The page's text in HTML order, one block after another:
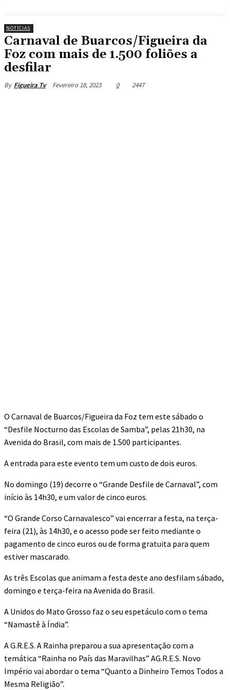
NOTÍCIAS
Carnaval de Buarcos/Figueira da
Foz com mais de 1.500 foliões a
desfilar
By Figueira Tv Fevereiro 18, 2023 0 2447
O Carnaval de Buarcos/Figueira da Foz tem este sábado o
“Desfile Nocturno das Escolas de Samba”, pelas 21h30, na
Avenida do Brasil, com mais de 1.500 participantes.
A entrada para este evento tem um custo de dois euros.
No domingo (19) decorre o “Grande Desfile de Carnaval”, com
início às 14h30, e um valor de cinco euros.
“O Grande Corso Carnavalesco” vai encerrar a festa, na terça-
feira (21), às 14h30, e o acesso pode ser feito mediante o
pagamento de cinco euros ou de forma gratuita para quem
estiver mascarado.
As três Escolas que animam a festa deste ano desfilam sábado,
domingo e terça-feira na Avenida do Brasil.
A Unidos do Mato Grosso faz o seu espetáculo com o tema
“Namastê à Índia”.
A G.R.E.S. A Rainha preparou a sua apresentação com a
temática “Rainha no País das Maravilhas” AG.R.E.S. Novo
Império vai abordar o tema “Quanto a Dinheiro Temos Todos a
Mesma Religião”.